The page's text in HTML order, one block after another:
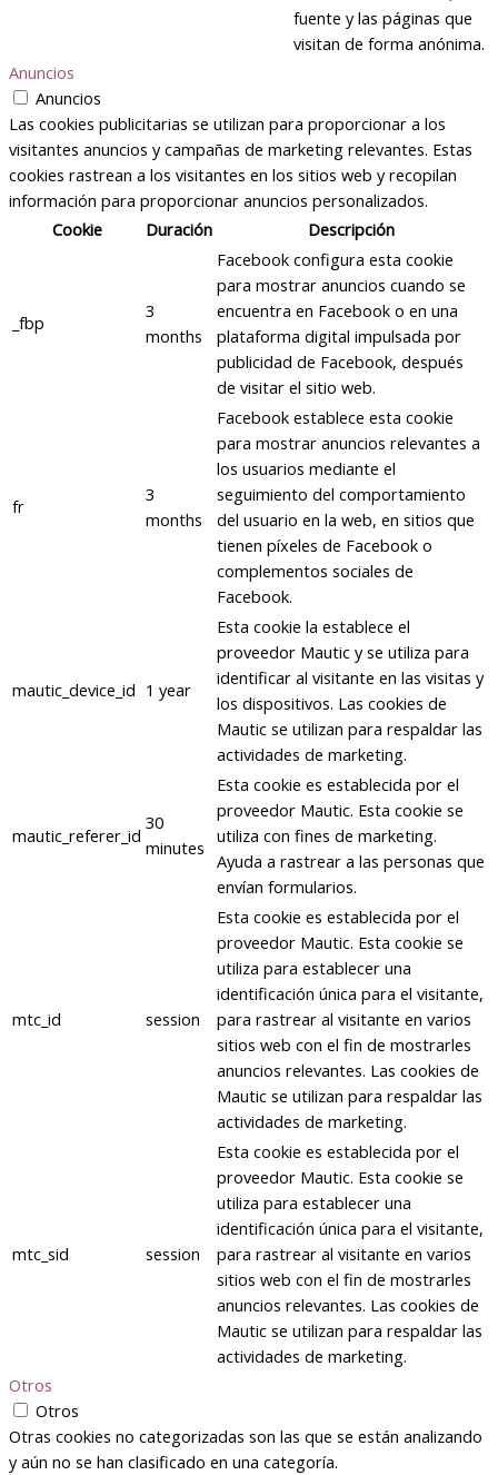
fuente y las páginas que
visitan de forma anónima.
Anuncios
Anuncios
Las cookies publicitarias se utilizan para proporcionar a los
visitantes anuncios y campañas de marketing relevantes. Estas
cookies rastrean a los visitantes en los sitios web y recopilan
información para proporcionar anuncios personalizados.
Cookie
Duración Descripción
_fbp
3
months
Facebook configura esta cookie
para mostrar anuncios cuando se
encuentra en Facebook o en una
plataforma digital impulsada por
publicidad de Facebook, después
de visitar el sitio web.
fr
3
months
Facebook establece esta cookie
para mostrar anuncios relevantes a
los usuarios mediante el
seguimiento del comportamiento
del usuario en la web, en sitios que
tienen píxeles de Facebook o
complementos sociales de
Facebook.
mautic_device_id 1 year
Esta cookie la establece el
proveedor Mautic y se utiliza para
identificar al visitante en las visitas y
los dispositivos. Las cookies de
Mautic se utilizan para respaldar las
actividades de marketing.
mautic_referer_id
30
minutes
Esta cookie es establecida por el
proveedor Mautic. Esta cookie se
utiliza con fines de marketing.
Ayuda a rastrear a las personas que
envían formularios.
mtc_id session
Esta cookie es establecida por el
proveedor Mautic. Esta cookie se
utiliza para establecer una
identificación única para el visitante,
para rastrear al visitante en varios
sitios web con el fin de mostrarles
anuncios relevantes. Las cookies de
Mautic se utilizan para respaldar las
actividades de marketing.
mtc_sid session
Esta cookie es establecida por el
proveedor Mautic. Esta cookie se
utiliza para establecer una
identificación única para el visitante,
para rastrear al visitante en varios
sitios web con el fin de mostrarles
anuncios relevantes. Las cookies de
Mautic se utilizan para respaldar las
actividades de marketing.
Otros
Otros
Otras cookies no categorizadas son las que se están analizando
y aún no se han clasificado en una categoría.